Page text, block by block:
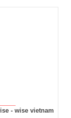
- wise vietnam